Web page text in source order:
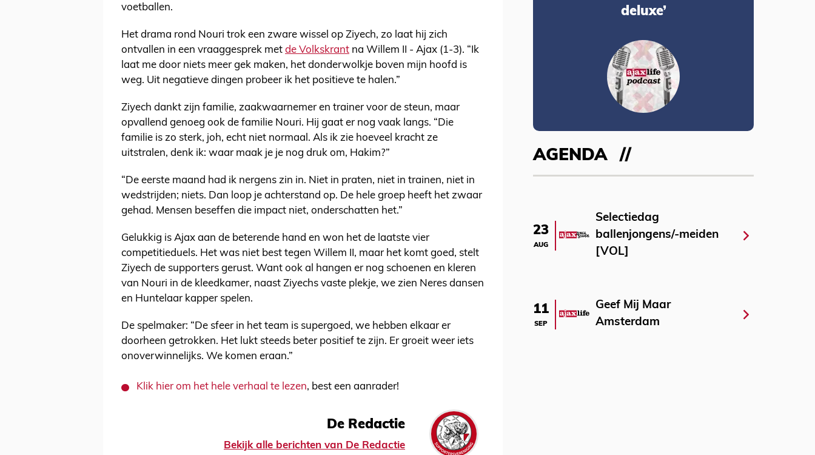
voetballen.
Het drama rond Nouri trok een zware wissel op Ziyech, zo laat hij zich
ontvallen in een vraaggesprek met de Volkskrant na Willem II - Ajax (1-3). “Ik
laat me door niets meer gek maken, het donderwolkje boven mijn hoofd is
weg. Uit negatieve dingen probeer ik het positieve te halen.”
Ziyech dankt zijn familie, zaakwaarnemer en trainer voor de steun, maar
opvallend genoeg ook de familie Nouri. Hij gaat er nog vaak langs. “Die
familie is zo sterk, joh, echt niet normaal. Als ik zie hoeveel kracht ze
uitstralen, denk ik: waar maak je je nog druk om, Hakim?”
“De eerste maand had ik nergens zin in. Niet in praten, niet in trainen, niet in
wedstrijden; niets. Dan loop je achterstand op. De hele groep heeft het zwaar
gehad. Mensen beseffen die impact niet, onderschatten het.”
Gelukkig is Ajax aan de beterende hand en won het de laatste vier
competitieduels. Het was niet best tegen Willem II, maar het komt goed, stelt
Ziyech de supporters gerust. Want ook al hangen er nog schoenen en kleren
van Nouri in de kleedkamer, naast Ziyechs vaste plekje, we zien Neres dansen
en Huntelaar kapper spelen.
De spelmaker: “De sfeer in het team is supergoed, we hebben elkaar er
doorheen getrokken. Het lukt steeds beter positief te zijn. Er groeit weer iets
onoverwinnelijks. We komen eraan.”
Klik hier om het hele verhaal te lezen, best een aanrader!
De Redactie
Bekijk alle berichten van De Redactie
deluxe’
AGENDA
23
AUG
Selectiedag
ballenjongens/-meiden
[VOL]
11
SEP
Geef Mij Maar
Amsterdam